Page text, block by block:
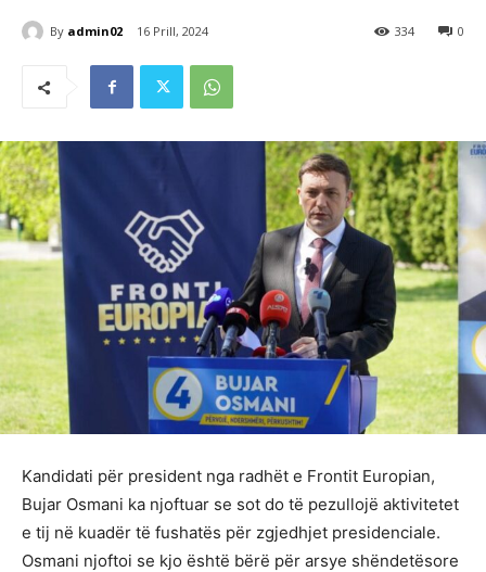
By admin02 16 Prill, 2024 0
334
Kandidati për president nga radhët e Frontit Europian,
Bujar Osmani ka njoftuar se sot do të pezullojë aktivitetet
e tij në kuadër të fushatës për zgjedhjet presidenciale.
Osmani njoftoi se kjo është bërë për arsye shëndetësore